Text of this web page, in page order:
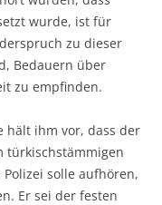
wurde, ist für
zu dieser
Bedauern über
zu empfinden.
hält ihm vor, dass der
türkischstämmigen
solle aufhören,
Er sei der festen